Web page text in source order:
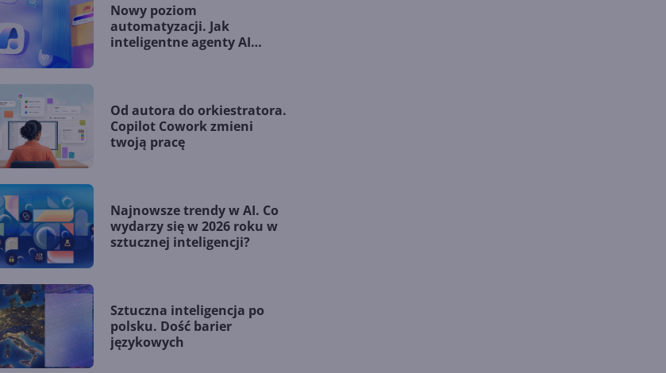
Nowy poziom
automatyzacji. Jak
inteligentne agenty AI
Od autora do orkiestratora.
Copilot Cowork zmieni
twoją pracę
Najnowsze trendy w AI. Co
wydarzy się w 2026 roku w
sztucznej inteligencji?
Sztuczna inteligencja po
polsku. Dość barier
językowych